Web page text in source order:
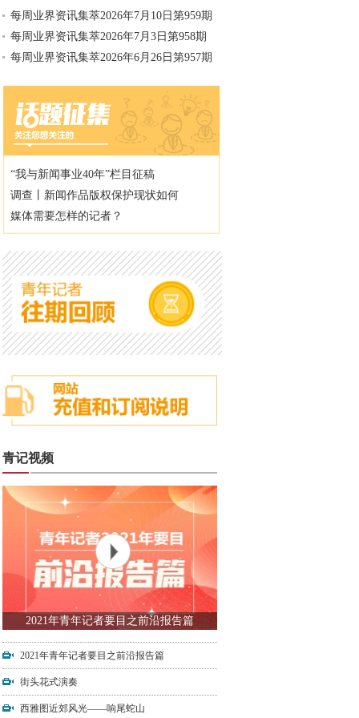
每周业界资讯集萃2026年7月10日第959期
每周业界资讯集萃2026年7月3日第958期
每周业界资讯集萃2026年6月26日第957期
“我与新闻事业40年”栏目征稿
调查丨新闻作品版权保护现状如何
媒体需要怎样的记者？
青记视频
2021年青年记者要目之前沿报告篇
2021年青年记者要目之前沿报告篇
街头花式演奏
西雅图近郊风光——响尾蛇山